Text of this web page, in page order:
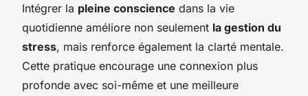
Intégrer la pleine conscience dans la vie
quotidienne améliore non seulement la gestion du
stress, mais renforce également la clarté mentale.
Cette pratique encourage une connexion plus
profonde avec soi-même et une meilleure